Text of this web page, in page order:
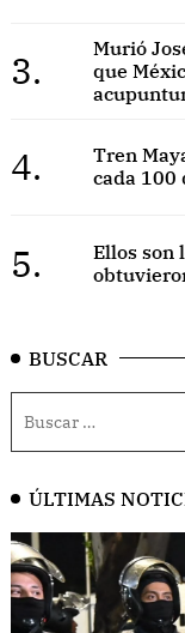
3.
Murió
que
4.
Tren
cada 100
5.
Ellos son
BUSCAR
ÚLTIMAS